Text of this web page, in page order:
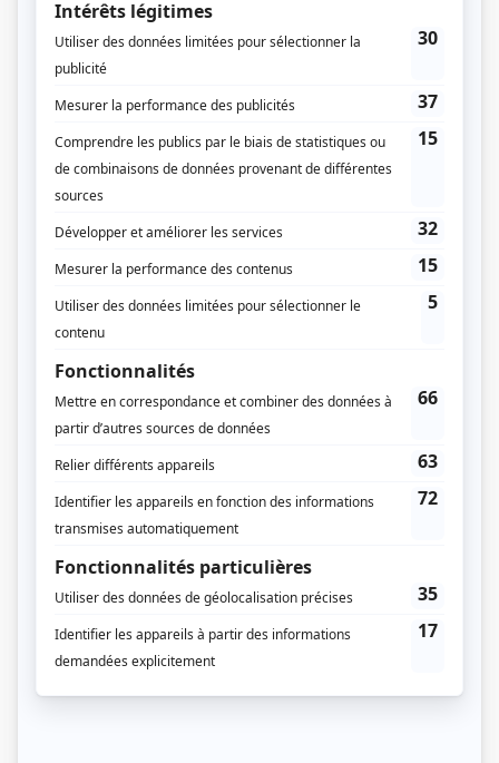
a pris une tournure inattendue. En couple avec Gabrielle, il ne sait plus
comment gérer la situation et rêve d’un guide de survie. Comme celui-
ci n...
M'entends-tu?
Le quotidien, tout sauf ordinaire, de trois amies issues d’un milieu
défavorisé. Ensemble, Ada, Fabiola et Carolanne tentent de composer
avec leur réalité difficile, leur contexte familial conflictuel et leur
éducation insuffisante. Dénominateur commun des trois héroïnes, la
musique occupe un rôl...
Consulter
Conseils de famille
Le quotidien mouvementé de la famille Blondin-Dupuis, que l'amour
unit, mais que tout le reste divise. Clovis, 13 ans, est le plus jeune du
clan, mais le plus sage. Il observe les membres de sa famille: son père, sa
belle-mère, sa mère, ses sœurs, qui habitent l'appartement du haut, et la
Consulter
Like-moi!